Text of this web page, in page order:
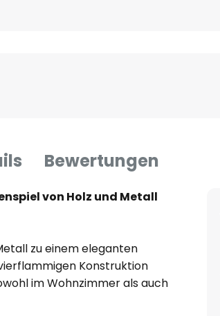
Bewertungen
von Holz und Metall
zu einem eleganten
Konstruktion
im Wohnzimmer als auch